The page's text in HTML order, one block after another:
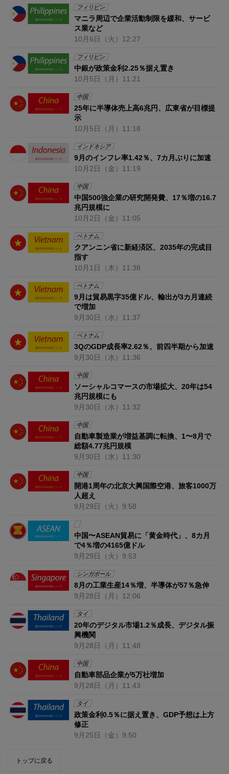
フィリピン
マニラ周辺で企業活動制限を緩和、サービ
ス業など
10月6日 （火） 12:27
フィリピン
中銀が政策金利2.25％据え置き
10月5日 （月） 11:21
中国
25年に半導体売上高6兆円、広東省が目標提
示
10月5日 （月） 11:18
インドネシア
9月のインフレ率1.42％、7カ月ぶりに加速
10月2日 （金） 11:19
中国
中国500強企業の研究開発費、17％増の16.7
兆円規模に
10月2日 （金） 11:05
ベトナム
クアンニン省に新経済区、2035年の完成目
指す
10月1日 （木） 11:38
ベトナム
9月は貿易黒字35億ドル、輸出が3カ月連続
で増加
9月30日 （水） 11:37
ベトナム
3QのGDP成長率2.62％、前四半期から加速
9月30日 （水） 11:36
中国
ソーシャルコマースの市場拡大、20年は54
兆円規模にも
9月30日 （水） 11:32
中国
自動車製造業が増益基調に転換、1〜8月で
総額4.77兆円規模
9月30日 （水） 11:30
中国
開港1周年の北京大興国際空港、旅客1000万
人超え
9月29日 （火） 9:58
中国〜ASEAN貿易に「黄金時代」、8カ月
で4％増の4165億ドル
9月29日 （火） 9:53
シンガポール
8月の工業生産14％増、半導体が57％急伸
9月28日 （月） 12:06
タイ
20年のデジタル市場1.2％成長、デジタル振
興機関
9月28日 （月） 11:48
中国
自動車部品企業が5万社増加
9月28日 （月） 11:43
タイ
政策金利0.5％に据え置き、GDP予想は上方
修正
9月25日 （金） 9:50
トップに戻る